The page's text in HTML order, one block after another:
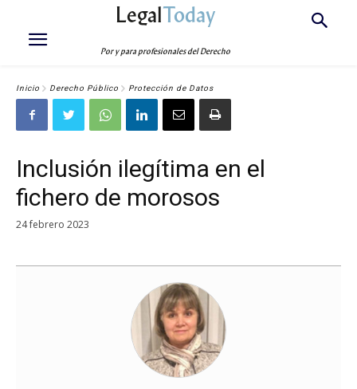
LegalToday
Por y para profesionales del Derecho
Inicio Derecho Público Protección de Datos
Inclusión ilegítima en el
fichero de morosos
24 febrero 2023